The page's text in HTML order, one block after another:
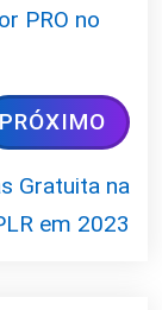
PRO no
PRÓXIMO
Gratuita na
em 2023